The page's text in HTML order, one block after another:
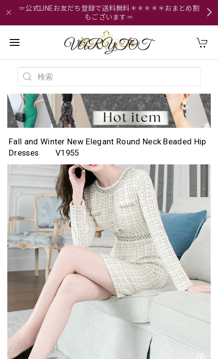
＝公式LINEお友だち登録で送料無料＊＊＊＊＊おまとめ割
もございます＝
Fall and Winter New Elegant Round Neck Beaded Hip
Dresses V1955